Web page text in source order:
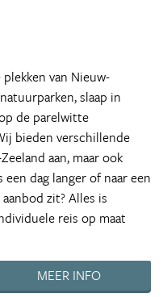
van Nieuw-
slaap in
de parelwitte
bieden verschillende
aan, maar ook
dag langer of naar een
zit? Alles is
reis op maat
MEER INFO